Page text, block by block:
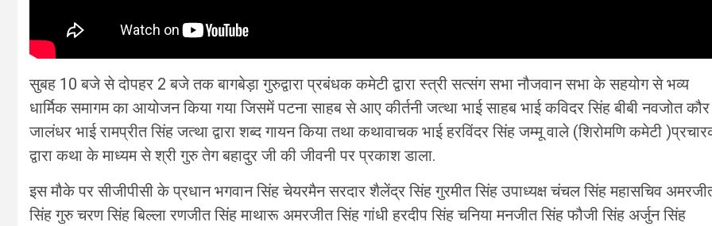
सुबह 10 बजे से दोपहर 2 बजे तक बागबेड़ा गुरुद्वारा प्रबंधक कमेटी द्वारा स्त्री सत्संग सभा नौजवान सभा के सहयोग से भव्य
धार्मिक समागम का आयोजन किया गया जिसमें पटना साहब से आए कीर्तनी जत्था भाई साहब भाई कविदर सिंह बीबी नवजोत कौर
जालंधर भाई रामप्रीत सिंह जत्था द्वारा शब्द गायन किया तथा कथावाचक भाई हरविंदर सिंह जम्मू वाले (शिरोमणि कमेटी
द्वारा कथा के माध्यम से श्री गुरु तेग बहादुर जी की जीवनी पर प्रकाश डाला.
इस मौके पर सीजीपीसी के प्रधान भगवान सिंह चेयरमैन सरदार शैलेंद्र सिंह गुरमीत सिंह उपाध्यक्ष चंचल सिंह महासचिव
सिंह गुरु चरण सिंह बिल्ला रणजीत सिंह माथारू अमरजीत सिंह गांधी हरदीप सिंह चनिया मनजीत सिंह फौजी सिंह अर्जुन सिंह